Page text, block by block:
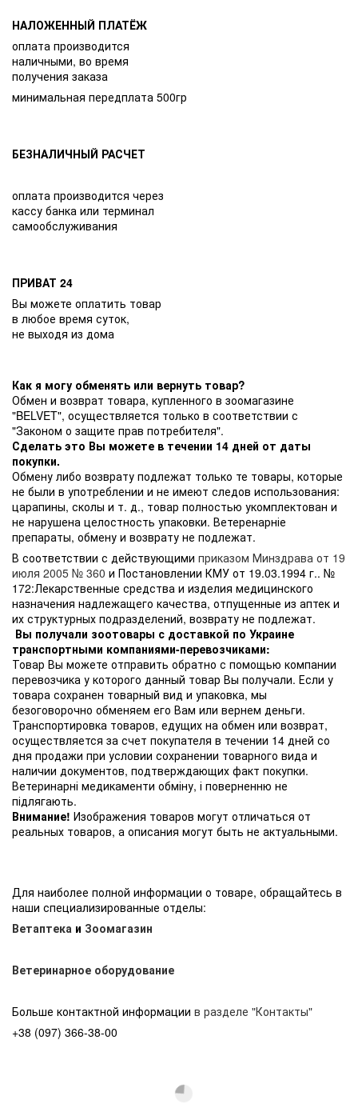
НАЛОЖЕННЫЙ ПЛАТЁЖ
оплата производится
наличными, во время
получения заказа
минимальная передплата 500гр
БЕЗНАЛИЧНЫЙ РАСЧЕТ
оплата производится через
кассу банка или терминал
самообслуживания
ПРИВАТ 24
Вы можете оплатить товар
в любое время суток,
не выходя из дома
Как я могу обменять или вернуть товар?
Обмен и возврат товара, купленного в зоомагазине
"BELVET", осуществляется только в соответствии с
"Законом о защите прав потребителя".
Сделать это Вы можете в течении 14 дней от даты
покупки.
Обмену либо возврату подлежат только те товары, которые
не были в употреблении и не имеют следов использования:
царапины, сколы и т. д., товар полностью укомплектован и
не нарушена целостность упаковки. Ветеренарніе
препараты, обмену и возврату не подлежат.
В соответствии с действующими приказом Минздрава от 19
июля 2005 № 360 и Постановлении КМУ от 19.03.1994 г.. №
172:Лекарственные средства и изделия медицинского
назначения надлежащего качества, отпущенные из аптек и
их структурных подразделений, возврату не подлежат.
Вы получали зоотовары с доставкой по Украине
транспортными компаниями-перевозчиками:
Товар Вы можете отправить обратно с помощью компании
перевозчика у которого данный товар Вы получали. Если у
товара сохранен товарный вид и упаковка, мы
безоговорочно обменяем его Вам или вернем деньги.
Транспортировка товаров, едущих на обмен или возврат,
осуществляется за счет покупателя в течении 14 дней со
дня продажи при условии сохранении товарного вида и
наличии документов, подтверждающих факт покупки.
Ветеринарні медикаменти обміну, і поверненню не
підлягають.
Внимание! Изображения товаров могут отличаться от
реальных товаров, а описания могут быть не актуальными.
Для наиболее полной информации о товаре, обращайтесь в
наши специализированные отделы:
Ветаптека и Зоомагазин
Ветеринарное оборудование
Больше контактной информации в разделе "Контакты"
+38 (097) 366-38-00